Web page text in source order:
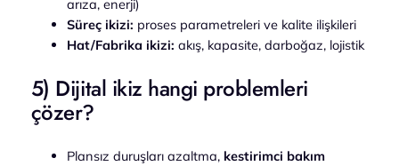
arıza, enerji)
Süreç ikizi: proses parametreleri ve kalite ilişkileri
Hat/Fabrika ikizi: akış, kapasite, darboğaz, lojistik
5) Dijital ikiz hangi problemleri
çözer?
Plansız duruşları azaltma, kestirimci bakım